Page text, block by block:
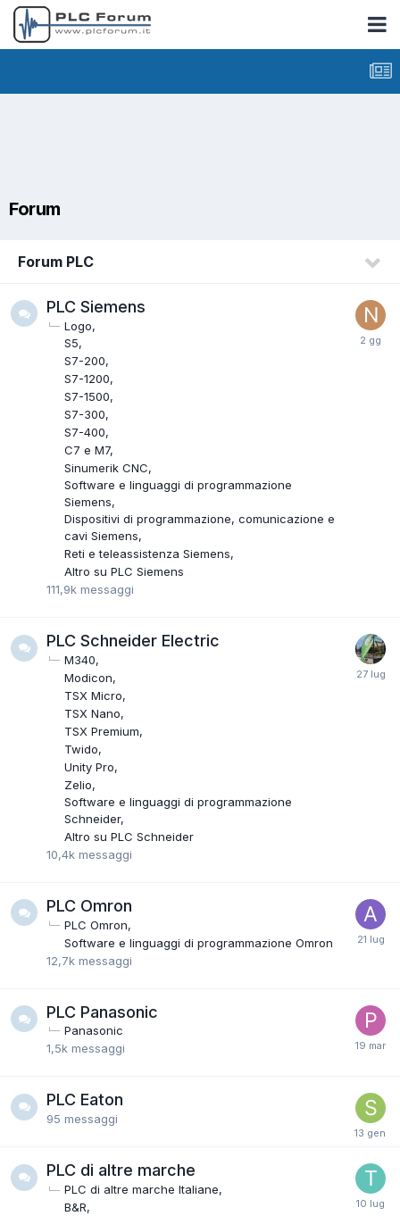
Forum
Forum PLC
PLC Siemens
Logo
S5
S7-200
S7-1200
S7-1500
S7-300
S7-400
C7 e M7
Sinumerik CNC
Software e linguaggi di programmazione
Siemens
Dispositivi di programmazione, comunicazione e
cavi Siemens
Reti e teleassistenza Siemens
Altro su PLC Siemens
111,9k messaggi
PLC Schneider Electric
M340
Modicon
TSX Micro
TSX Nano
TSX Premium
Twido
Unity Pro
Zelio
Software e linguaggi di programmazione
Schneider
Altro su PLC Schneider
10,4k messaggi
PLC Omron
PLC Omron
Software e linguaggi di programmazione Omron
12,7k messaggi
PLC Panasonic
Panasonic
1,5k messaggi
PLC Eaton
95 messaggi
PLC di altre marche
PLC di altre marche Italiane
B&R